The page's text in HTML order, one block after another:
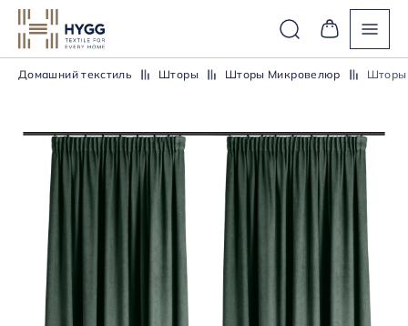
Домашний текстиль Шторы Шторы Микровелюр Шторы